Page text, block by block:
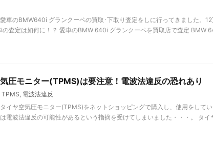
車のBMW640i グランクーペの買取･下取り査定をしに行ってきました。
の査定は如何に！？ 愛車のBMW 640i グランクーペを買取店で査定 BMW
圧モニター(TPMS)は要注意！電波法違反の恐れあり
TPMS, 電波法違反
イヤ空気圧モニター(TPMS)をネットショッピングで購入し、使用をして
電波法違反の可能性があるという指摘を受けてしまいました・・・。 タイ